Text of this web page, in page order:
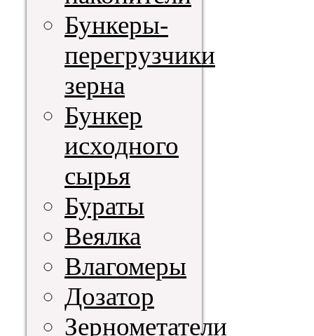
Бункеры-
перегрузчики
зерна
Бункер
исходного
сырья
Бураты
Веялка
Влагомеры
Дозатор
Зернометатели